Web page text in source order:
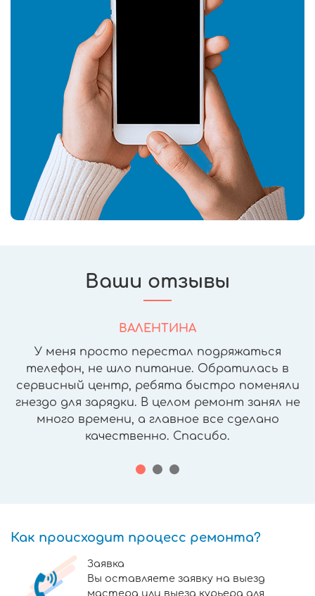
Ваши отзывы
ВАЛЕНТИНА
У меня просто перестал подряжаться
телефон, не шло питание. Обратилась в
сервисный центр, ребята быстро поменяли
гнездо для зарядки. В целом ремонт занял не
много времени, а главное все сделано
качественно. Спасибо.
Как происходит процесс ремонта?
Заявка
Вы оставляете заявку на выезд
мастера или выезд курьера для